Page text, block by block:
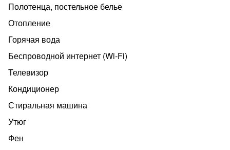
Полотенца, постельное белье
Отопление
Горячая вода
Беспроводной интернет (Wi‑Fi)
Телевизор
Кондиционер
Стиральная машина
Утюг
Фен